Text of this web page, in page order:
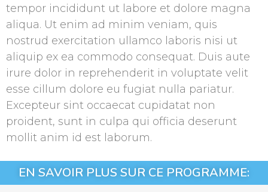
tempor incididunt ut labore et dolore magna
aliqua. Ut enim ad minim veniam, quis
nostrud exercitation ullamco laboris nisi ut
aliquip ex ea commodo consequat. Duis aute
irure dolor in reprehenderit in voluptate velit
esse cillum dolore eu fugiat nulla pariatur.
Excepteur sint occaecat cupidatat non
proident, sunt in culpa qui officia deserunt
mollit anim id est laborum.
EN SAVOIR PLUS SUR CE PROGRAMME: